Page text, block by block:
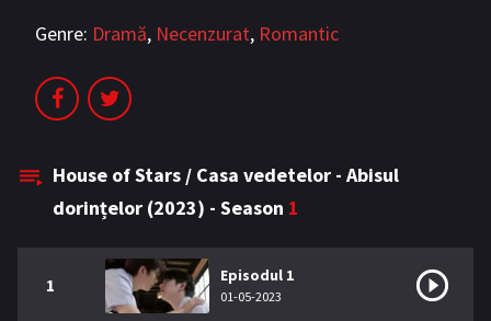
Genre: Dramă, Necenzurat, Romantic
House of Stars / Casa vedetelor - Abisul
dorințelor (2023) - Season 1
1 Episodul 1
01-05-2023